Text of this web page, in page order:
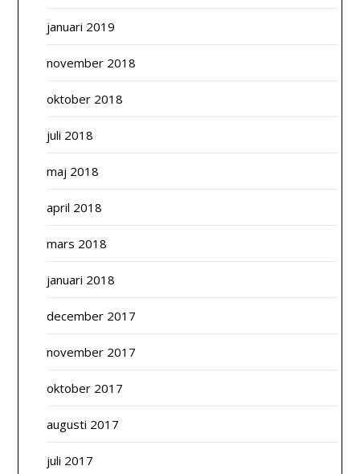
januari 2019
november 2018
oktober 2018
juli 2018
maj 2018
april 2018
mars 2018
januari 2018
december 2017
november 2017
oktober 2017
augusti 2017
juli 2017